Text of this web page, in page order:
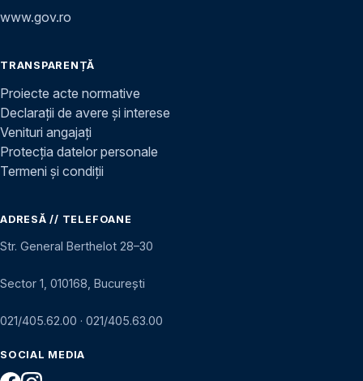
www.gov.ro
TRANSPARENȚĂ
Proiecte acte normative
Declarații de avere și interese
Venituri angajați
Protecția datelor personale
Termeni și condiții
ADRESĂ // TELEFOANE
Str. General Berthelot 28–30
Sector 1, 010168, București
021/405.62.00 · 021/405.63.00
SOCIAL MEDIA